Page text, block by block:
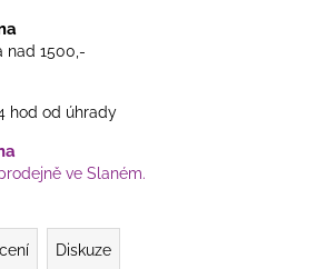
nad 1500,-
hod od úhrady
ve Slaném.
Diskuze